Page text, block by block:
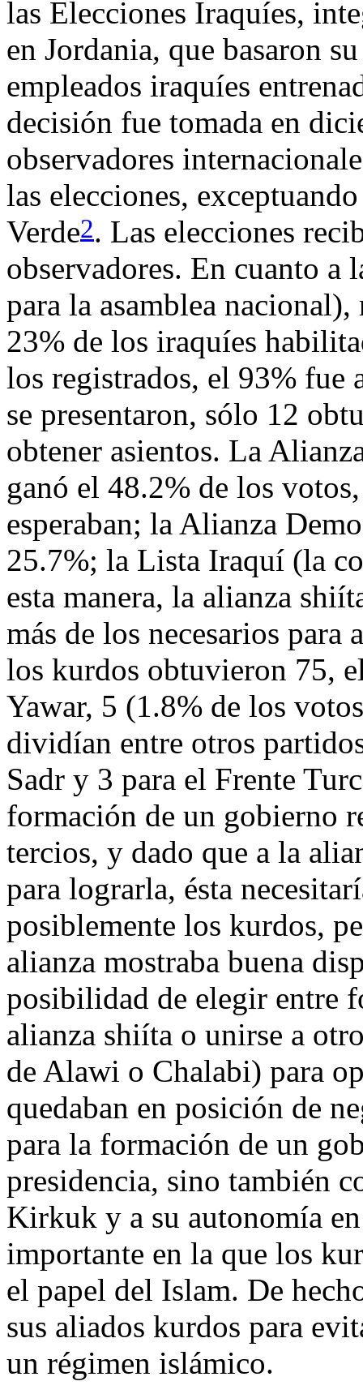
las Elecciones Iraquíes,
en Jordania, que basaron
empleados iraquíes
decisión fue tomada en
observadores
las elecciones,
Verde2. Las elecciones
observadores. En cuanto a
para la asamblea nacional),
23% de los iraquíes
los registrados, el 93% fue
se presentaron, sólo 12
obtener asientos. La
ganó el 48.2% de los
esperaban; la Alianza
25.7%; la Lista Iraquí (la
esta manera, la alianza
más de los necesarios para
los kurdos obtuvieron 75,
Yawar, 5 (1.8% de los
dividían entre otros
Sadr y 3 para el Frente
formación de un gobierno
tercios, y dado que a la
para lograrla, ésta
posiblemente los kurdos,
alianza mostraba buena
posibilidad de elegir entre
alianza shiíta o unirse a
de Alawi o Chalabi) para
quedaban en posición de
para la formación de un
presidencia, sino también
Kirkuk y a su autonomía
importante en la que los
el papel del Islam. De
sus aliados kurdos para
un régimen islámico.